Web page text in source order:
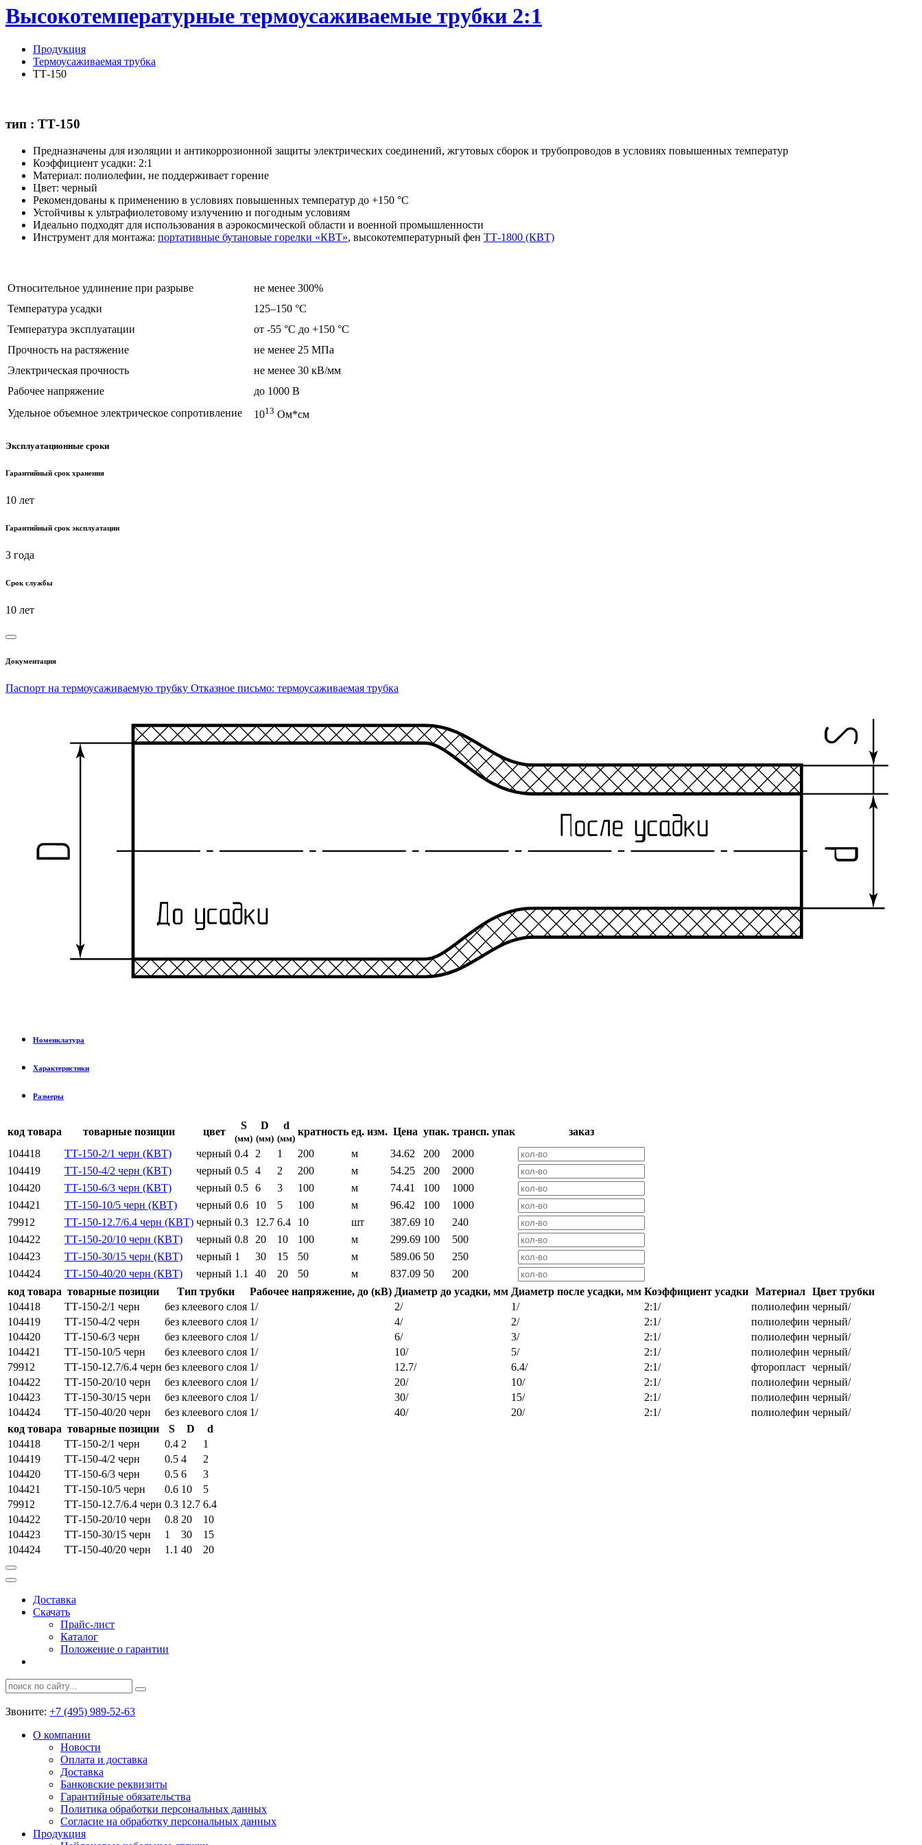
Высокотемпературные термоусаживаемые трубки 2:1
Продукция
Термоусаживаемая трубка
ТТ-150
тип : ТТ-150
Предназначены для изоляции и антикоррозионной защиты электрических соединений, жгутовых сборок и трубопроводов в условиях повышенных температур
Коэффициент усадки: 2:1
Материал: полиолефин, не поддерживает горение
Цвет: черный
Рекомендованы к применению в условиях повышенных температур до +150 °C
Устойчивы к ультрафиолетовому излучению и погодным условиям
Идеально подходят для использования в аэрокосмической области и военной промышленности
Инструмент для монтажа: портативные бутановые горелки «КВТ», высокотемпературный фен ТТ-1800 (КВТ)
Относительное удлинение при разрыве
не менее 300%
Температура усадки
125–150 °C
Температура эксплуатации
от -55 °C до +150 °C
Прочность на растяжение
не менее 25 МПа
Электрическая прочность
не менее 30 кВ/мм
Рабочее напряжение
до 1000 В
Удельное объемное электрическое сопротивление
1013 Ом*см
Эксплуатационные сроки
Гарантийный срок хранения
10 лет
Гарантийный срок эксплуатации
3 года
Срок службы
10 лет
Документация
Паспорт на термоусаживаемую трубку Отказное письмо: термоусаживаемая трубка
Номенклатура
Характеристики
Размеры
код товара товарные позиции цвет
S
(мм)
D
(мм)
d
(мм)
кратность ед. изм. Цена упак. трансп. упак
заказ
104418
ТТ-150-2/1 черн (КВТ) черный 0.4 2 1 200 м 34.62 200
2000
104419
ТТ-150-4/2 черн (КВТ) черный 0.5 4 2 200 м 54.25 200
2000
104420
ТТ-150-6/3 черн (КВТ) черный 0.5 6 3 100 м 74.41 100
1000
104421
ТТ-150-10/5 черн (КВТ) черный 0.6 10 5 100 м 96.42 100
1000
79912
ТТ-150-12.7/6.4 черн (КВТ) черный 0.3 12.7 6.4 10 шт 387.69 10
240
104422
ТТ-150-20/10 черн (КВТ) черный 0.8 20 10 100 м 299.69 100
500
104423
ТТ-150-30/15 черн (КВТ) черный 1 30 15 50 м 589.06 50
250
104424
ТТ-150-40/20 черн (КВТ) черный 1.1 40 20 50 м 837.09 50
200
код товара товарные позиции Тип трубки Рабочее напряжение, до (кВ) Диаметр до усадки, мм Диаметр после усадки, мм Коэффициент усадки Материал Цвет трубки
104418
ТТ-150-2/1 черн без клеевого слоя 1/ 2/ 1/ 2:1/ полиолефин черный/
104419
ТТ-150-4/2 черн без клеевого слоя 1/ 4/ 2/ 2:1/ полиолефин черный/
104420
ТТ-150-6/3 черн без клеевого слоя 1/ 6/ 3/ 2:1/ полиолефин черный/
104421
ТТ-150-10/5 черн без клеевого слоя 1/ 10/ 5/ 2:1/ полиолефин черный/
79912
ТТ-150-12.7/6.4 черн без клеевого слоя 1/ 12.7/ 6.4/ 2:1/ фторопласт черный/
104422
ТТ-150-20/10 черн без клеевого слоя 1/ 20/ 10/ 2:1/ полиолефин черный/
104423
ТТ-150-30/15 черн без клеевого слоя 1/ 30/ 15/ 2:1/ полиолефин черный/
104424
ТТ-150-40/20 черн без клеевого слоя 1/ 40/ 20/ 2:1/ полиолефин черный/
код товара товарные позиции S D
d
104418
ТТ-150-2/1 черн 0.4 2
1
104419
ТТ-150-4/2 черн 0.5 4
2
104420
ТТ-150-6/3 черн 0.5 6
3
104421
ТТ-150-10/5 черн 0.6 10
5
79912
ТТ-150-12.7/6.4 черн 0.3 12.7 6.4
104422
ТТ-150-20/10 черн 0.8 20
10
104423
ТТ-150-30/15 черн 1 30
15
104424
ТТ-150-40/20 черн 1.1 40 20
Доставка
Скачать
Прайс-лист
Каталог
Положение о гарантии
Звоните: +7 (495) 989-52-63
О компании
Новости
Оплата и доставка
Доставка
Банковские реквизиты
Гарантийные обязательства
Политика обработки персональных данных
Согласие на обработку персональных данных
Продукция